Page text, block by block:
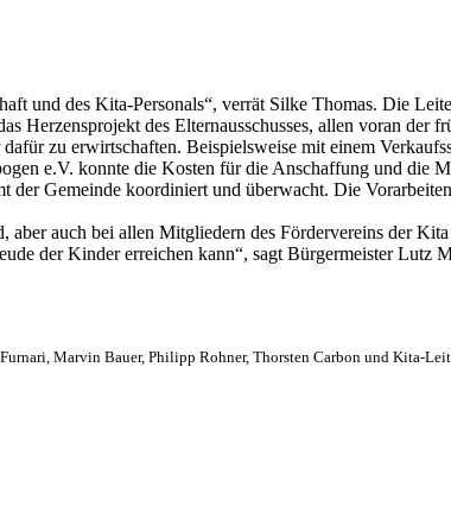
und des Kita-Personals“, verrät Silke Thomas. Die
Herzensprojekt des Elternausschusses, allen voran der
zu erwirtschaften. Beispielsweise mit einem
e.V. konnte die Kosten für die Anschaffung und die
der Gemeinde koordiniert und überwacht. Die
aber auch bei allen Mitgliedern des Fördervereins der
der Kinder erreichen kann“, sagt Bürgermeister Lutz
Marvin Bauer, Philipp Rohner, Thorsten Carbon und Kita-